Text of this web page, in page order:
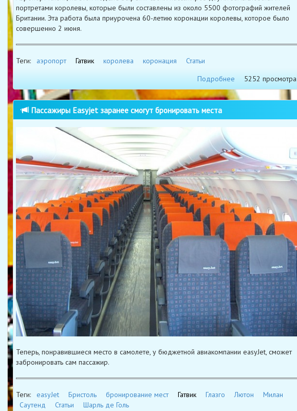
портретами королевы, которые были составлены из около 5500 фотографий жителей
Британии. Эта работа была приурочена 60-летию коронации королевы, которое было
совершенно 2 июня.
Теги: аэропорт Гатвик королева коронация
Статьи
Подробнее
5252 просмотра
Пассажиры Easyjet заранее смогут бронировать места
Теперь, понравившиеся место в самолете, у бюджетной авиакомпании easyJet, сможет
забронировать сам пассажир.
Теги: easyJet Бристоль бронирование мест Гатвик Глазго Лютон
Милан
Саутенд
Статьи Шарль де Голь